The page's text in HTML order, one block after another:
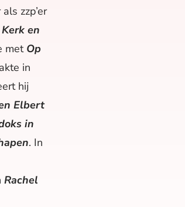
zzp’er
Kerk en
met Op
in
hij
Elbert
in
. In
Rachel